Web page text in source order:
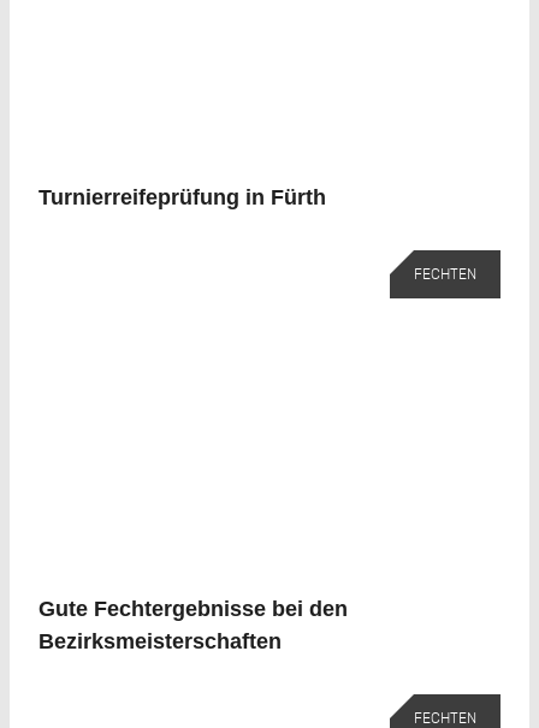
Turnierreifeprüfung in Fürth
FECHTEN
Gute Fechtergebnisse bei den
Bezirksmeisterschaften
FECHTEN